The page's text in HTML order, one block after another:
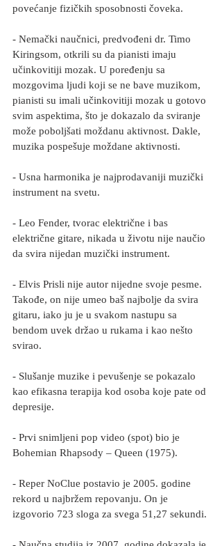
povećanje fizičkih sposobnosti čoveka.
- Nemački naučnici, predvođeni dr. Timo
Kiringsom, otkrili su da pianisti imaju
učinkovitiji mozak. U poređenju sa
mozgovima ljudi koji se ne bave muzikom,
pianisti su imali učinkovitiji mozak u gotovo
svim aspektima, što je dokazalo da sviranje
može poboljšati moždanu aktivnost. Dakle,
muzika pospešuje moždane aktivnosti.
- Usna harmonika je najprodavaniji muzički
instrument na svetu.
- Leo Fender, tvorac električne i bas
električne gitare, nikada u životu nije naučio
da svira nijedan muzički instrument.
- Elvis Prisli nije autor nijedne svoje pesme.
Takođe, on nije umeo baš najbolje da svira
gitaru, iako ju je u svakom nastupu sa
bendom uvek držao u rukama i kao nešto
svirao.
- Slušanje muzike i pevušenje se pokazalo
kao efikasna terapija kod osoba koje pate od
depresije.
- Prvi snimljeni pop video (spot) bio je
Bohemian Rhapsody – Queen (1975).
- Reper NoClue postavio je 2005. godine
rekord u najbržem repovanju. On je
izgovorio 723 sloga za svega 51,27 sekundi.